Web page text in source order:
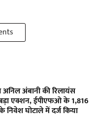
अंबानी की रिलायंस
एक्शन, ईपीएफओ के 1,816
निवेश घोटाले में दर्ज किया